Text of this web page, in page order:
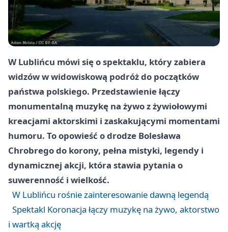
W Lublińcu mówi się o spektaklu, który zabiera
widzów w widowiskową podróż do początków
państwa polskiego. Przedstawienie łączy
monumentalną muzykę na żywo z żywiołowymi
kreacjami aktorskimi i zaskakującymi momentami
humoru. To opowieść o drodze Bolesława
Chrobregodo korony, pełna mistyki, legendy i
dynamicznej akcji, która stawia pytania o
suwerenność i wielkość.
W Lublińcu rośnie zainteresowanie dawną legendą
Spektakl Koronacja łączy muzykę na żywo, aktorstwo
i wartką akcję